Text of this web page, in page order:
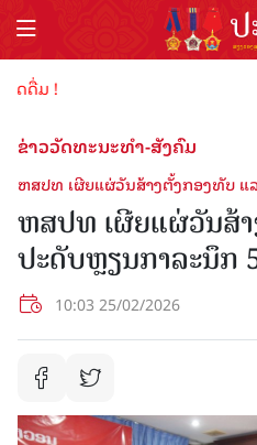
ຂ່າວວັດທະນະທຳ-ສັງຄົມ
ຫສປທ ເຜີຍແຜ່ວັນສ້າງຕັ້ງກອງທັບ ແ
ຫສປທ ເຜີຍແຜ່ວັນສ້
ປະດັບຫຼຽນກາລະນຶກ
10:03 25/02/2026